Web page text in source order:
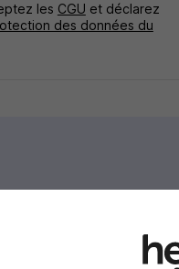
les CGU et déclarez
des données du